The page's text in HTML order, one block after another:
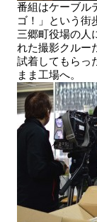
番組はケーブル
ゴ！」という街
三郷町役場の人
れた撮影クルー
試着してもらっ
まま工場へ。